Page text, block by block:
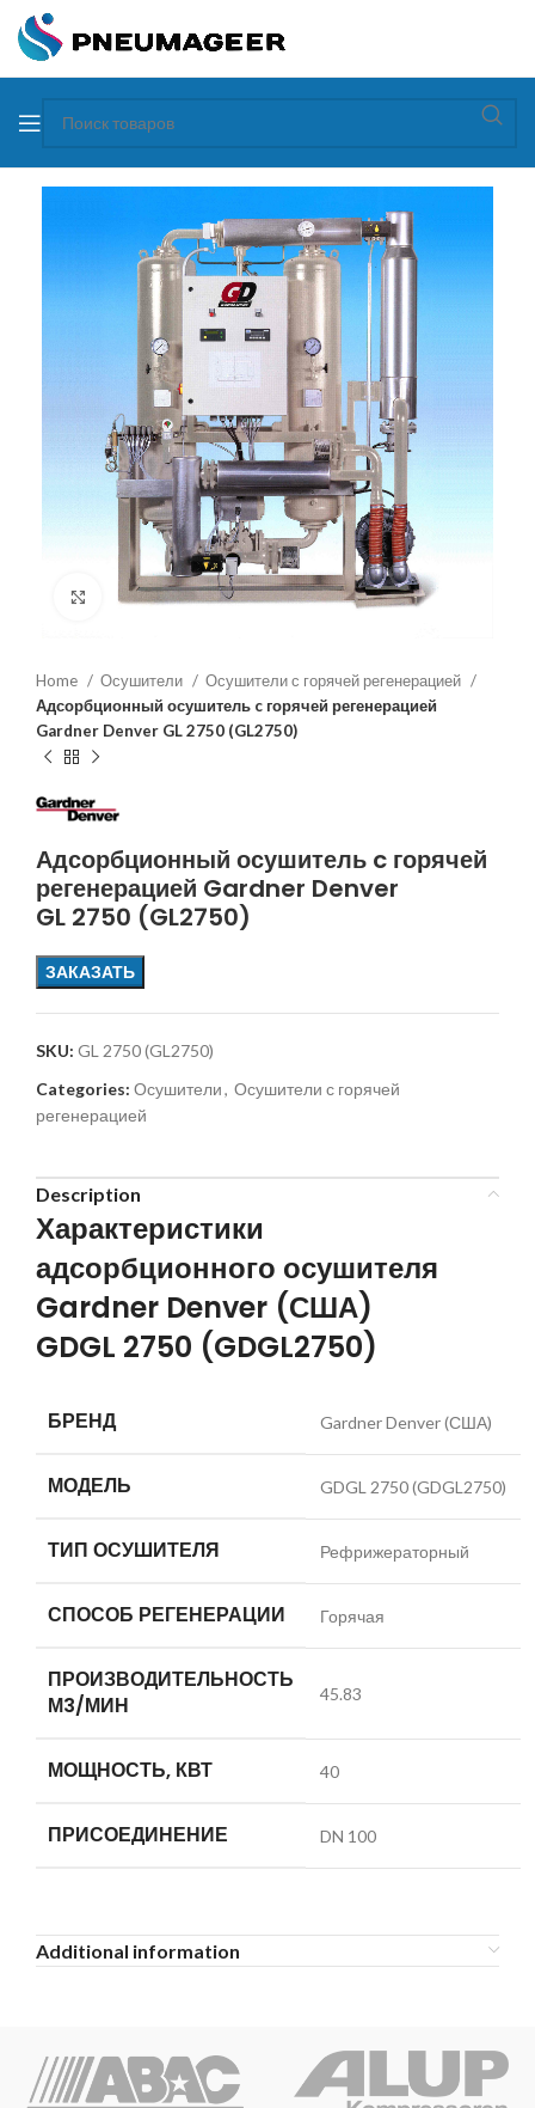
Увеличить
Home Осушители
Осушители с горячей регенерацией
Адсорбционный осушитель c горячей регенерацией
Gardner Denver GL 2750 (GL2750)
Адсорбционный осушитель c горячей
регенерацией Gardner Denver
GL 2750 (GL2750)
ЗАКАЗАТЬ
SKU: GL 2750 (GL2750)
Categories: Осушители, Осушители с горячей
регенерацией
Description
Характеристики
адсорбционного осушителя
Gardner Denver (США)
GDGL 2750 (GDGL2750)
БРЕНД Gardner Denver (США)
МОДЕЛЬ GDGL 2750 (GDGL2750)
ТИП ОСУШИТЕЛЯ Рефрижераторный
СПОСОБ РЕГЕНЕРАЦИИ Горячая
ПРОИЗВОДИТЕЛЬНОСТЬ
М3/МИН
45.83
МОЩНОСТЬ, КВТ 40
ПРИСОЕДИНЕНИЕ DN 100
Additional information